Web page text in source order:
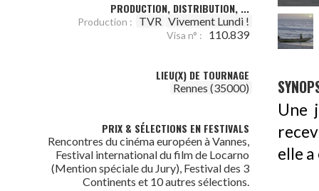
PRODUCTION, DISTRIBUTION, ...
Production : TVR Vivement Lundi !
Visa n° : 110.839
LIEU(X) DE TOURNAGE
Rennes (35000)
PRIX & SÉLECTIONS EN FESTIVALS
Rencontres du cinéma européen à Vannes,
Festival international du film de Locarno
(Mention spéciale du Jury), Festival des 3
Continents et 10 autres sélections.
Une
elle